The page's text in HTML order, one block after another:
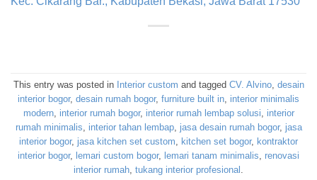
This entry was posted in Interior custom and tagged CV. Alvino, desain
interior bogor, desain rumah bogor, furniture built in, interior minimalis
modern, interior rumah bogor, interior rumah lembap solusi, interior
rumah minimalis, interior tahan lembap, jasa desain rumah bogor, jasa
interior bogor, jasa kitchen set custom, kitchen set bogor, kontraktor
interior bogor, lemari custom bogor, lemari tanam minimalis, renovasi
interior rumah, tukang interior profesional .